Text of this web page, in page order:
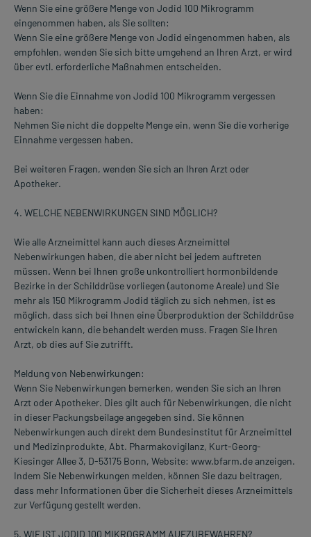
Wenn Sie eine größere Menge von Jodid 100 Mikrogramm
eingenommen haben, als Sie sollten:
Wenn Sie eine größere Menge von Jodid eingenommen haben, als
empfohlen, wenden Sie sich bitte umgehend an Ihren Arzt, er wird
über evtl. erforderliche Maßnahmen entscheiden.
Wenn Sie die Einnahme von Jodid 100 Mikrogramm vergessen
haben:
Nehmen Sie nicht die doppelte Menge ein, wenn Sie die vorherige
Einnahme vergessen haben.
Bei weiteren Fragen, wenden Sie sich an Ihren Arzt oder
Apotheker.
4. WELCHE NEBENWIRKUNGEN SIND MÖGLICH?
Wie alle Arzneimittel kann auch dieses Arzneimittel
Nebenwirkungen haben, die aber nicht bei jedem auftreten
müssen. Wenn bei Ihnen große unkontrolliert hormonbildende
Bezirke in der Schilddrüse vorliegen (autonome Areale) und Sie
mehr als 150 Mikrogramm Jodid täglich zu sich nehmen, ist es
möglich, dass sich bei Ihnen eine Überproduktion der Schilddrüse
entwickeln kann, die behandelt werden muss. Fragen Sie Ihren
Arzt, ob dies auf Sie zutrifft.
Meldung von Nebenwirkungen:
Wenn Sie Nebenwirkungen bemerken, wenden Sie sich an Ihren
Arzt oder Apotheker. Dies gilt auch für Nebenwirkungen, die nicht
in dieser Packungsbeilage angegeben sind. Sie können
Nebenwirkungen auch direkt dem Bundesinstitut für Arzneimittel
und Medizinprodukte, Abt. Pharmakovigilanz, Kurt-Georg-
Kiesinger Allee 3, D-53175 Bonn, Website: www.bfarm.de anzeigen.
Indem Sie Nebenwirkungen melden, können Sie dazu beitragen,
dass mehr Informationen über die Sicherheit dieses Arzneimittels
zur Verfügung gestellt werden.
5. WIE IST JODID 100 MIKROGRAMM AUFZUBEWAHREN?